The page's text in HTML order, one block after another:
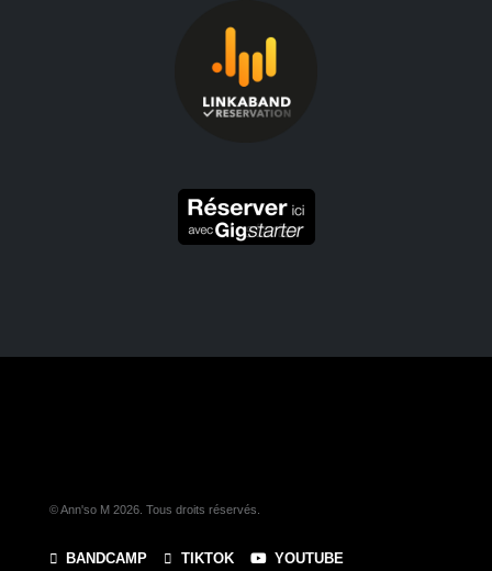
© Ann'so M 2026. Tous droits réservés.
BANDCAMP TIKTOK YOUTUBE